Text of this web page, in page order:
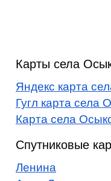
Карты села
Яндекс карта
Гугл карта села
Карта села
Спутниковые
Ленина